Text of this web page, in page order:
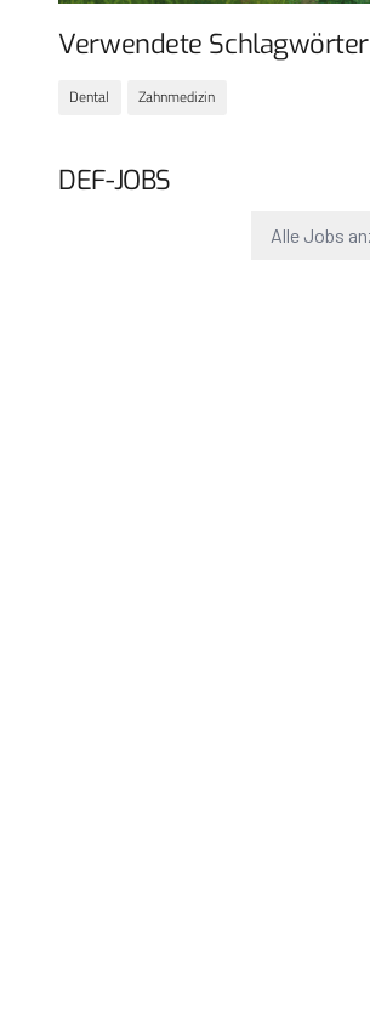
Verwendete Schlagwörter
Dental Zahnmedizin
DEF-JOBS